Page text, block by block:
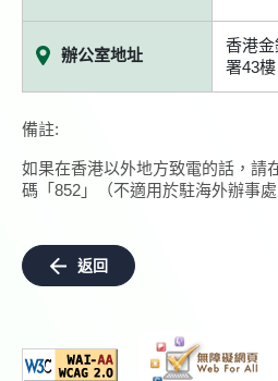
辦公室地址
香港
署43樓
備註:
如果在香港以外地方致電的話，請
碼「852」（不適用於駐海外辦事處
返回